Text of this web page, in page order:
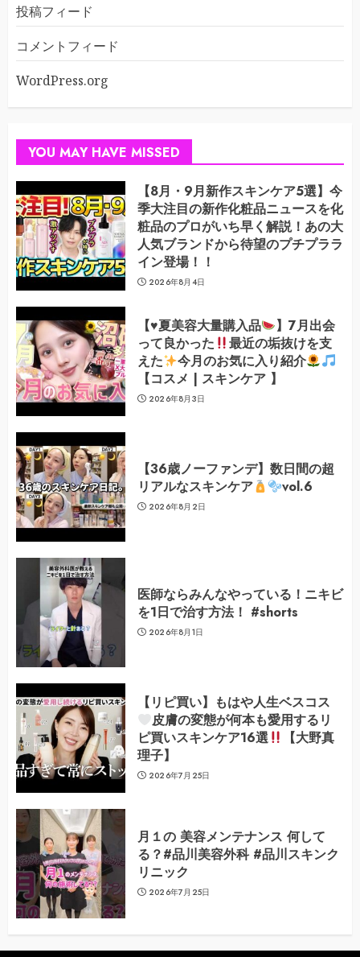
投稿フィード
コメントフィード
WordPress.org
YOU MAY HAVE MISSED
【8月・9月新作スキンケア5選】今
季大注目の新作化粧品ニュースを化
粧品のプロがいち早く解説！あの大
人気ブランドから待望のプチプララ
イン登場！！
2026年8月4日
【♥️夏美容大量購入品
】7月出会
って良かった
最近の垢抜けを支
えた
今月のお気に入り紹介
【コスメ | スキンケア 】
2026年8月3日
【36歳ノーファンデ】数日間の超
リアルなスキンケア
vol.6
2026年8月2日
医師ならみんなやっている！ニキビ
を1日で治す方法！ #shorts
2026年8月1日
【リピ買い】もはや人生ベスコス
皮膚の変態が何本も愛用するリ
ピ買いスキンケア16選
【大野真
理子】
2026年7月25日
月１の 美容メンテナンス 何して
る？#品川美容外科 #品川スキンク
リニック
2026年7月25日